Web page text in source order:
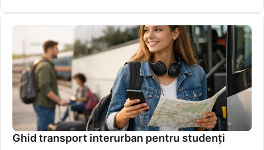
Ghid transport interurban pentru studenți